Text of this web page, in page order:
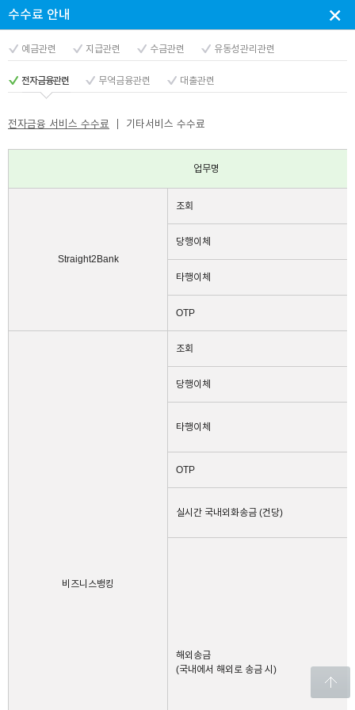
수수료 안내
예금관련 지급관련 수금관련 유동성관리관련
전자금융관련 무역금융관련 대출관련
전자금융 서비스 수수료 기타서비스 수수료
업무명
Straight2Bank
조회
당행이체
타행이체
OTP
비즈니스뱅킹
조회
당행이체
타행이체
OTP
실시간 국내외화송금 (건당)
해외송금
(국내에서 해외로 송금 시)
×
청
×